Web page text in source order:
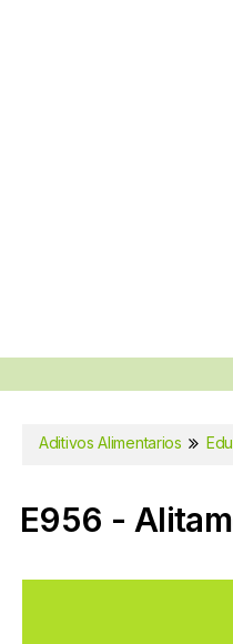
Aditivos Alimentarios
E956 -